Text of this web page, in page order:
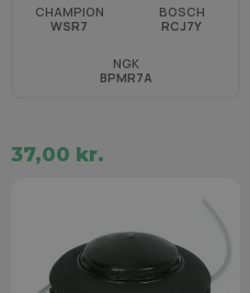
CHAMPION
WSR7
BOSCH
RCJ7Y
NGK
BPMR7A
37,00 kr.